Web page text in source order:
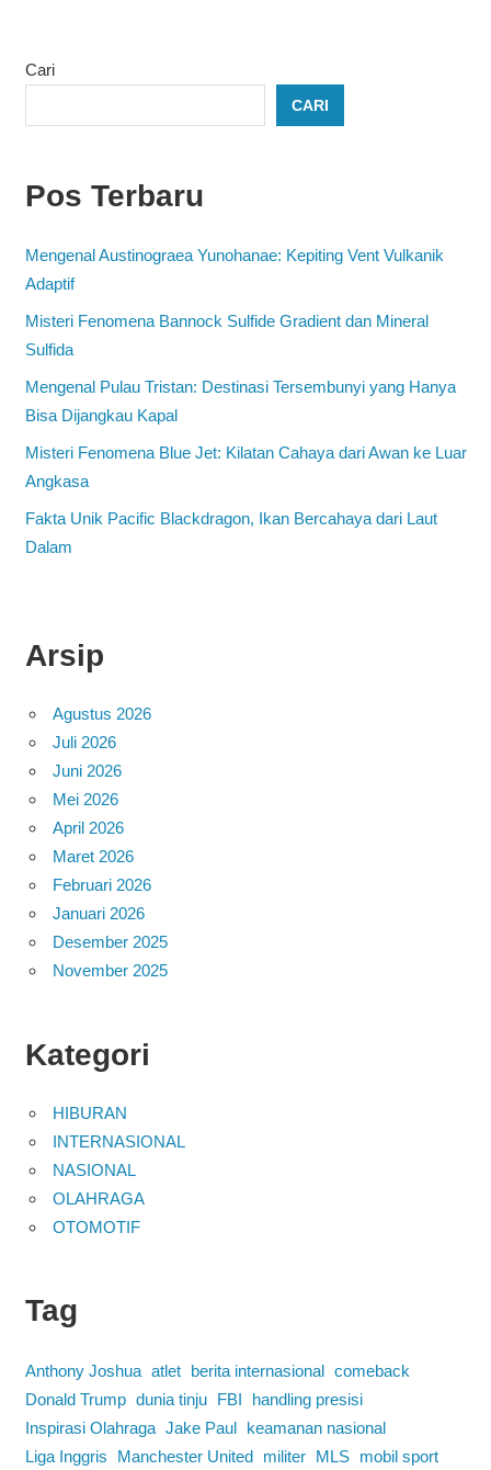
Cari
CARI
Pos Terbaru
Mengenal Austinograea Yunohanae: Kepiting Vent Vulkanik
Adaptif
Misteri Fenomena Bannock Sulfide Gradient dan Mineral
Sulfida
Mengenal Pulau Tristan: Destinasi Tersembunyi yang Hanya
Bisa Dijangkau Kapal
Misteri Fenomena Blue Jet: Kilatan Cahaya dari Awan ke Luar
Angkasa
Fakta Unik Pacific Blackdragon, Ikan Bercahaya dari Laut
Dalam
Arsip
Agustus 2026
Juli 2026
Juni 2026
Mei 2026
April 2026
Maret 2026
Februari 2026
Januari 2026
Desember 2025
November 2025
Kategori
HIBURAN
INTERNASIONAL
NASIONAL
OLAHRAGA
OTOMOTIF
Tag
Anthony Joshua atlet berita internasional comeback
Donald Trump dunia tinju FBI
handling presisi
Inspirasi Olahraga Jake Paul
keamanan nasional
Liga Inggris
Manchester United militer MLS mobil sport